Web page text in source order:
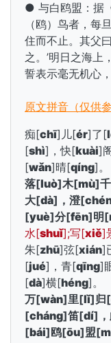
● 与白鸥盟：据
（鸥）鸟者，每
住而不止。其父
之。’明日之海上
誓表示毫无机心
原文拼音（仅供
痴[chī]儿[ér]了[
[shì]，快[kuài]
[wǎn]晴[qíng]。
落[luò]木[mù]
大[dà]，澄[
[yuè]分[fēn]明[
水[shuǐ];写[xiě]
朱[zhū]弦[xián]
[jué]，青[qīng]
[dà]横[héng]。
万[wàn]里[lǐ]归[
[cháng]笛[dí]
[bái]鸥[ōu]盟[